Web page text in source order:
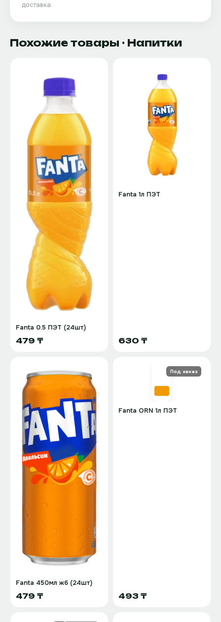
доставка.
Похожие товары · Напитки
Fanta 0.5 ПЭТ (24шт)
479 ₸
Fanta 1л ПЭТ
630 ₸
Fanta 450мл жб (24шт)
479 ₸
Под заказ
Fanta ORN 1л ПЭТ
493 ₸